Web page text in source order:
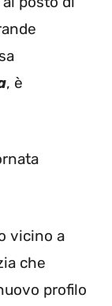
, è
vicino a
che
profilo